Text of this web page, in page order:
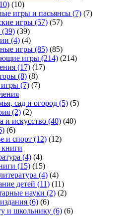
(10)
игры и пасьянсы (7) (7)
игры (57) (57)
(39) (39)
(4) (4)
игры (85) (85)
игры (214) (214)
(17) (17)
(8) (8)
(7) (7)
сад и огород (5) (5)
(2) (2)
и искусство (40) (40)
(6)
и спорт (12) (12)
(4) (4)
(15) (15)
(4) (4)
детей (11) (11)
науки (2) (2)
(6) (6)
и школьнику (6) (6)